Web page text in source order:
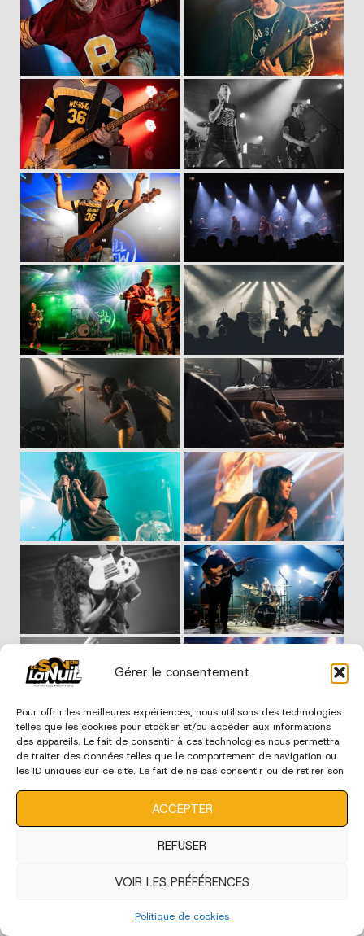
Gérer le consentement
Pour offrir les meilleures expériences, nous utilisons des technologies
telles que les cookies pour stocker et/ou accéder aux informations
des appareils. Le fait de consentir à ces technologies nous permettra
de traiter des données telles que le comportement de navigation ou
les ID uniques sur ce site. Le fait de ne pas consentir ou de retirer son
ACCEPTER
REFUSER
VOIR LES PRÉFÉRENCES
Politique de cookies